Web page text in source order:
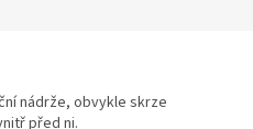
nádrže, obvykle skrze
před ni.